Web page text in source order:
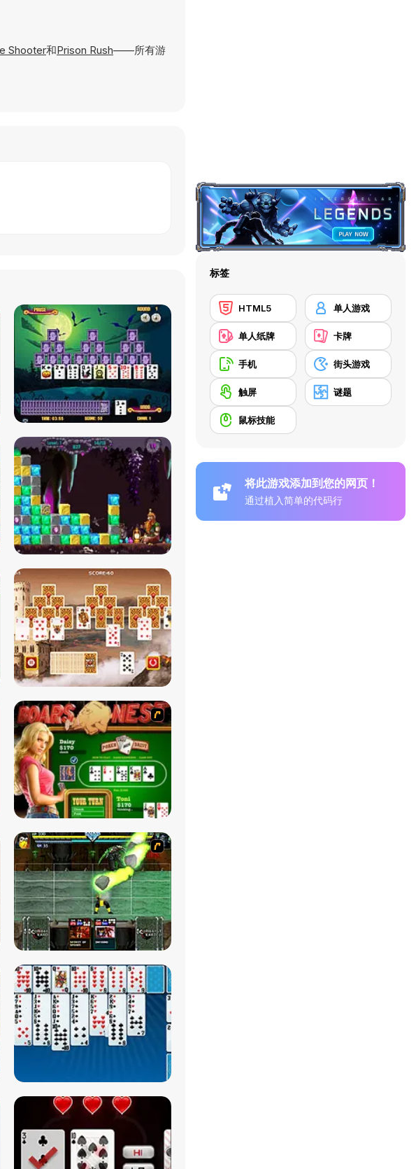
Shooter和Prison Rush——所有游
标签
HTML5 单人游戏
单人纸牌 卡牌
手机 街头游戏
触屏 谜题
鼠标技能
将此游戏添加到您的网页！
通过植入简单的代码行